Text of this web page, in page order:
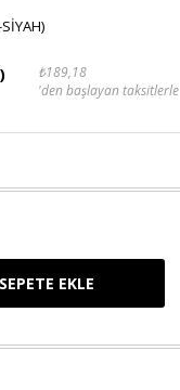
₺189,18
'den başlayan taksitlerle